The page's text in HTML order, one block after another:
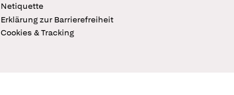
Netiquette
Erklärung zur Barrierefreiheit
Cookies & Tracking